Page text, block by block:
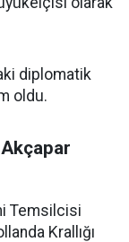
diplomatik
oldu.
Temsilcisi
Krallığı